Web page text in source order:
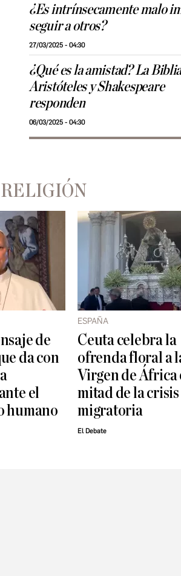
¿Es intrínsecamente malo
seguir a otros?
27/03/2025 - 04:30
¿Qué es la amistad? La
Aristóteles y Shakespeare
responden
06/03/2025 - 04:30
de
da con
el
humano
ESPAÑA
Ceuta celebra la
ofrenda floral a
Virgen de África
mitad de la crisis
migratoria
El Debate